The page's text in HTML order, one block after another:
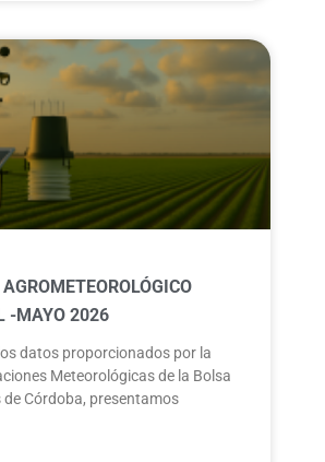
-MAYO 2026
datos proporcionados por la
Meteorológicas de la Bolsa
de Córdoba, presentamos